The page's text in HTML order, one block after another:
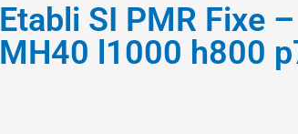
Etabli SI PMR Fixe
MH40 l1000 h800